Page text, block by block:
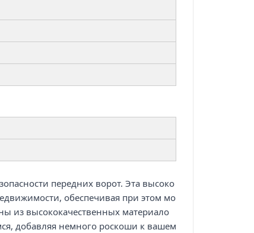
передних ворот. Эта высоко
обеспечивая при этом мо
из высококачественных материало
добавляя немного роскоши к вашем